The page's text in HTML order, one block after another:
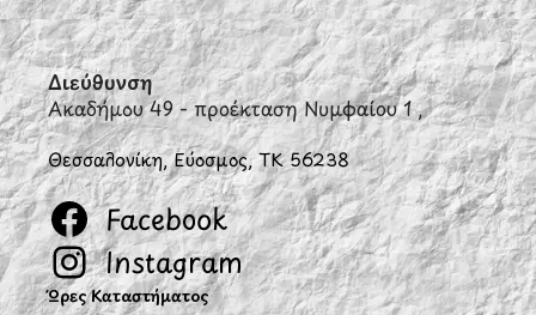
Διεύθυνση
Ακαδήμου 49 - προέκταση Νυμφαίου 1 ,
Θεσσαλονίκη, Εύοσμος, ΤΚ 56238
Facebook
Instagram
Ώρες Καταστήματος